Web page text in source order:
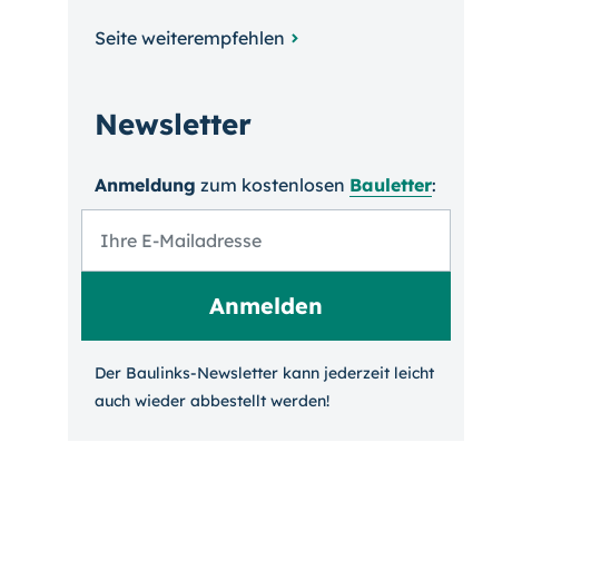
Seite weiterempfehlen
Newsletter
Anmeldung zum kosten­losen Bauletter:
Der Baulinks-Newsletter kann jeder­zeit leicht
auch wieder ab­bestellt werden!